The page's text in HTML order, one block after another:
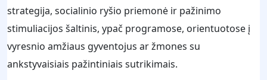
strategija, socialinio ryšio priemonė ir pažinimo
stimuliacijos šaltinis, ypač programose, orientuotose į
vyresnio amžiaus gyventojus ar žmones su
ankstyvaisiais pažintiniais sutrikimais.